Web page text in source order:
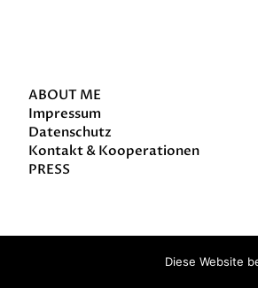
ABOUT ME
Impressum
Datenschutz
Kontakt & Kooperationen
PRESS
Diese Website